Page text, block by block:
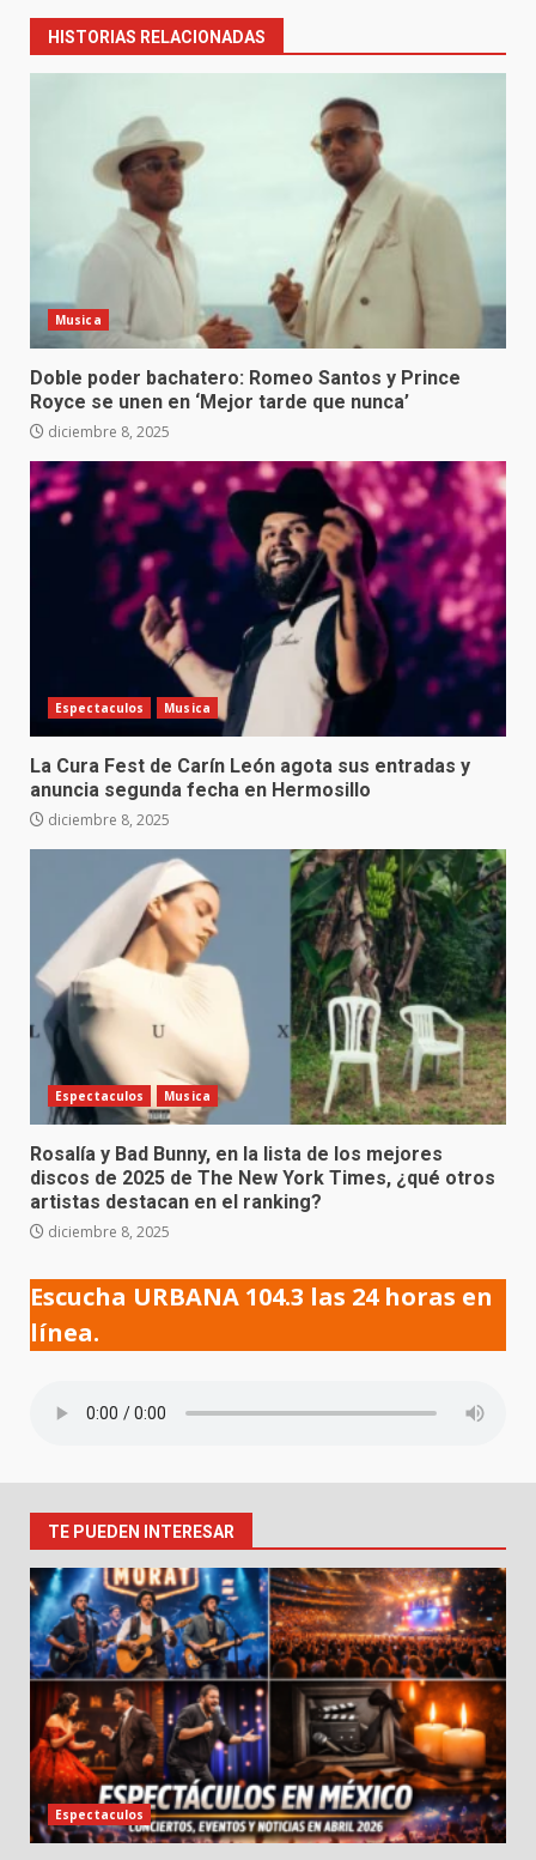
HISTORIAS RELACIONADAS
Musica
Doble poder bachatero: Romeo Santos y Prince
Royce se unen en ‘Mejor tarde que nunca’
diciembre 8, 2025
Espectaculos Musica
La Cura Fest de Carín León agota sus entradas y
anuncia segunda fecha en Hermosillo
diciembre 8, 2025
Espectaculos Musica
Rosalía y Bad Bunny, en la lista de los mejores
discos de 2025 de The New York Times, ¿qué otros
artistas destacan en el ranking?
diciembre 8, 2025
Escucha URBANA 104.3 las 24 horas en
línea.
TE PUEDEN INTERESAR
Espectaculos